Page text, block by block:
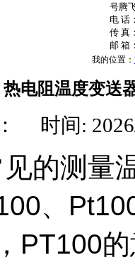
号腾
电 话
传 真
邮 箱
我的位置：
热电阻温度变送
时间:
的测量
、
PT100